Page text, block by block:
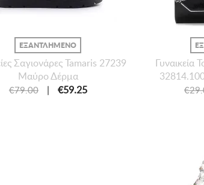
ΕΞΑΝΤΛΗΜΕΝΟ
Σαγιονάρες Tamaris 27239
Μαύρο Δέρμα
€79.00 | €59.25
Γυναικεία